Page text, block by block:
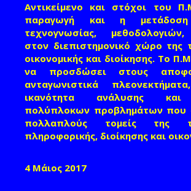
Αντικείμενο και στόχοι του
παραγωγή και η
τεχνογνωσίας,
στον διεπιστημονικό χώρο της
οικονομικής και διοίκησης. Το
να προσδώσει στους
ανταγωνιστικά
ικανότητα ανάλυσης και
πολύπλοκων προβλημάτων που
πολλαπλούς τομείς της
πληροφορικής, διοίκησης και
4 Μάιος 2017